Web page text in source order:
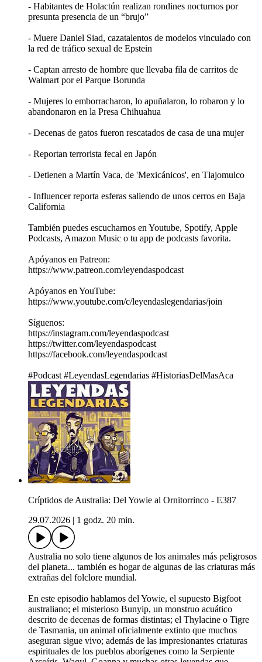
- Habitantes de Holactún realizan rondines nocturnos por
presunta presencia de un “brujo”
- Muere Daniel Siad, cazatalentos de modelos vinculado con
la red de tráfico sexual de Epstein
- Captan arresto de hombre que llevaba fila de carritos de
Walmart por el Parque Borunda
- Mujeres lo emborracharon, lo apuñalaron, lo robaron y lo
abandonaron en la Presa Chihuahua
- Decenas de gatos fueron rescatados de casa de una mujer
- Reportan terrorista fecal en Japón
- Detienen a Martín Vaca, de 'Mexicánicos', en Tlajomulco
- Influencer reporta esferas saliendo de unos cerros en Baja
California
También puedes escucharnos en Youtube, Spotify, Apple
Podcasts, Amazon Music o tu app de podcasts favorita.
Apóyanos en Patreon:
https://www.patreon.com/leyendaspodcast​
Apóyanos en YouTube:
https://www.youtube.com/c/leyendaslegendarias/join
Síguenos:
https://instagram.com/leyendaspodcast​
https://twitter.com/leyendaspodcast​
https://facebook.com/leyendaspodcast​
#Podcast​ #LeyendasLegendarias​ #HistoriasDelMasAca
Críptidos de Australia: Del Yowie al Ornitorrinco - E387
29.07.2026
1 godz. 20 min.
Australia no solo tiene algunos de los animales más peligrosos
del planeta... también es hogar de algunas de las criaturas más
extrañas del folclore mundial.
En este episodio hablamos del Yowie, el supuesto Bigfoot
australiano; el misterioso Bunyip, un monstruo acuático
descrito de decenas de formas distintas; el Thylacine o Tigre
de Tasmania, un animal oficialmente extinto que muchos
aseguran sigue vivo; además de las impresionantes criaturas
espirituales de los pueblos aborígenes como la Serpiente